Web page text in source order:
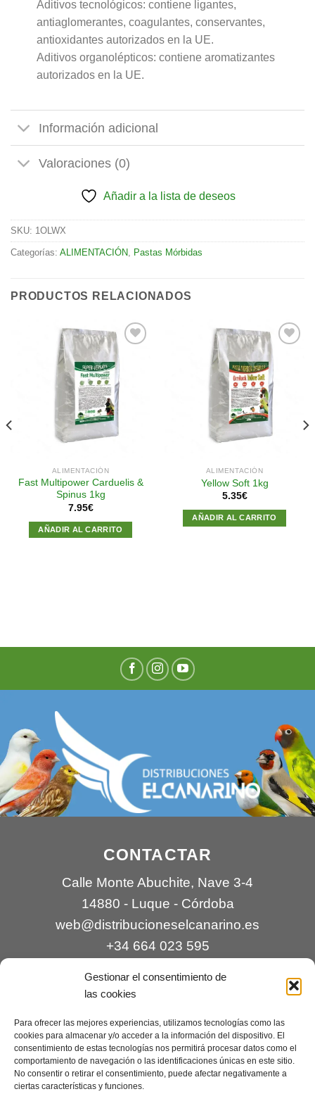
Gestionar el consentimiento de
las cookies
Para ofrecer las mejores experiencias, utilizamos tecnologías como las
cookies para almacenar y/o acceder a la información del dispositivo. El
consentimiento de estas tecnologías nos permitirá procesar datos como el
comportamiento de navegación o las identificaciones únicas en este sitio.
No consentir o retirar el consentimiento, puede afectar negativamente a
ciertas características y funciones.
Aditivos tecnológicos: contiene ligantes,
antiaglomerantes, coagulantes, conservantes,
antioxidantes autorizados en la UE.
Aditivos organolépticos: contiene aromatizantes
autorizados en la UE.
Información adicional
Valoraciones (0)
Añadir a la lista de deseos
SKU: 1OLWX
Categorías: ALIMENTACIÓN, Pastas Mórbidas
PRODUCTOS RELACIONADOS
Añadir
lista de
ALIMENTACIÓN
Fast Multipower Carduelis &
Spinus 1kg
7.95€
AÑADIR AL CARRITO
Añadir
lista de
ALIMENTACIÓN
Yellow Soft 1kg
5.35€
AÑADIR AL CARRITO
CONTACTAR
Calle Monte Abuchite, Nave 3-4
14880 - Luque - Córdoba
web@distribucioneselcanarino.es
+34 664 023 595
Contacto|Incidencias|Devoluciones |
Condiciones generales